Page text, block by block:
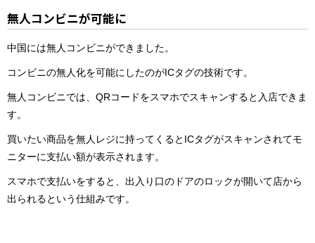
無人コンビニが可能に
中国には無人コンビニができました。
コンビニの無人化を可能にしたのがICタグの技術です。
無人コンビニでは、QRコードをスマホでスキャンすると入店できま
す。
買いたい商品を無人レジに持ってくるとICタグがスキャンされてモ
ニターに支払い額が表示されます。
スマホで支払いをすると、出入り口のドアのロックが開いて店から
出られるという仕組みです。